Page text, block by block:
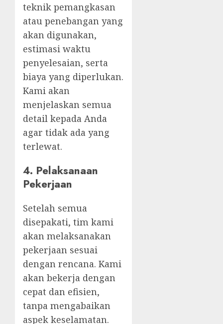
teknik pemangkasan
atau penebangan yang
akan digunakan,
estimasi waktu
penyelesaian, serta
biaya yang diperlukan.
Kami akan
menjelaskan semua
detail kepada Anda
agar tidak ada yang
terlewat.
4. Pelaksanaan
Pekerjaan
Setelah semua
disepakati, tim kami
akan melaksanakan
pekerjaan sesuai
dengan rencana. Kami
akan bekerja dengan
cepat dan efisien,
tanpa mengabaikan
aspek keselamatan.